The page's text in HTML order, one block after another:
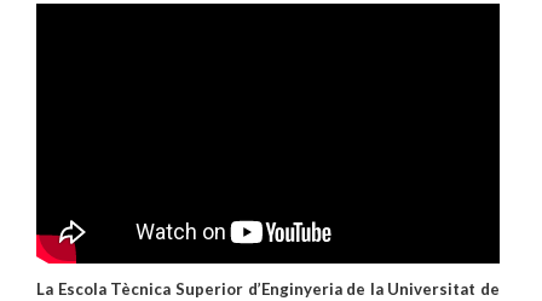
La Escola Tècnica Superior d’Enginyeria de la Universitat de